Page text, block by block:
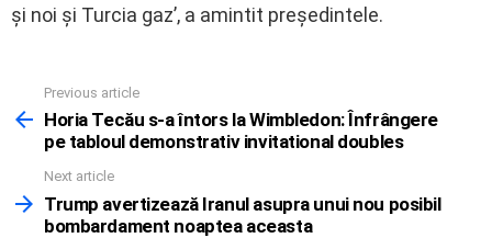
și noi și Turcia gaz’, a amintit președintele.
more
Previous article
Horia Tecău s-a întors la Wimbledon: Înfrângere
pe tabloul demonstrativ invitational doubles
Next article
Trump avertizează Iranul asupra unui nou posibil
bombardament noaptea aceasta